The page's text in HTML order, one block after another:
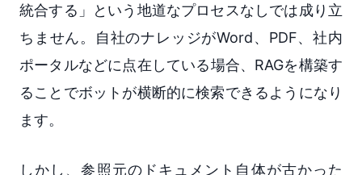
統合する」という地道なプロセスなしでは成り立
ちません。自社のナレッジがWord、PDF、社内
ポータルなどに点在している場合、RAGを構築す
ることでボットが横断的に検索できるようになり
ます。
しかし、参照元のドキュメント自体が古かった